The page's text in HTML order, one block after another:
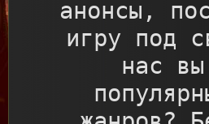
анонсы,
игру под
нас